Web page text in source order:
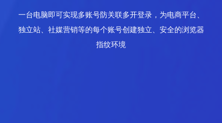
一台电脑即可实现多账号防关联多开登录，为电商平台、
独立站、社媒营销等的每个账号创建独立、安全的浏览器
指纹环境